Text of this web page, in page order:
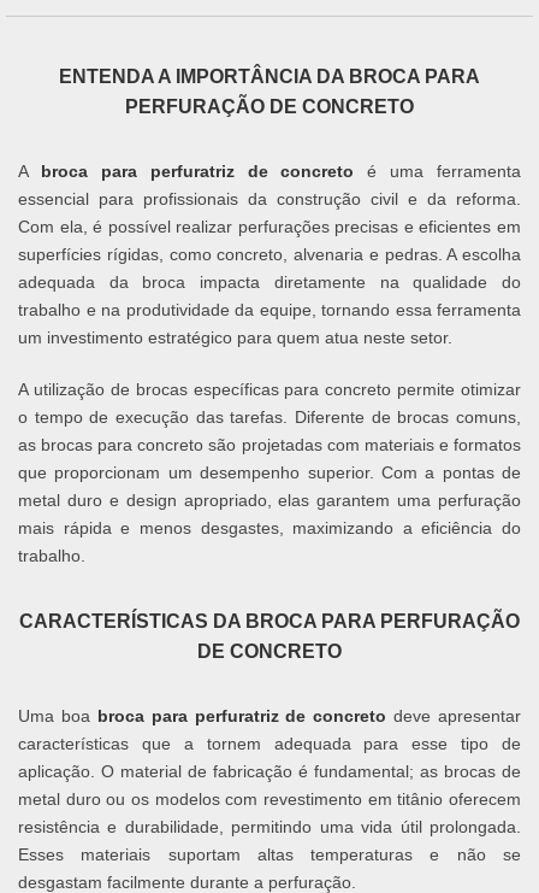
ENTENDA A IMPORTÂNCIA DA BROCA PARA
PERFURAÇÃO DE CONCRETO
A broca para perfuratriz de concreto é uma ferramenta
essencial para profissionais da construção civil e da reforma.
Com ela, é possível realizar perfurações precisas e eficientes em
superfícies rígidas, como concreto, alvenaria e pedras. A escolha
adequada da broca impacta diretamente na qualidade do
trabalho e na produtividade da equipe, tornando essa ferramenta
um investimento estratégico para quem atua neste setor.
A utilização de brocas específicas para concreto permite otimizar
o tempo de execução das tarefas. Diferente de brocas comuns,
as brocas para concreto são projetadas com materiais e formatos
que proporcionam um desempenho superior. Com a pontas de
metal duro e design apropriado, elas garantem uma perfuração
mais rápida e menos desgastes, maximizando a eficiência do
trabalho.
CARACTERÍSTICAS DA BROCA PARA PERFURAÇÃO
DE CONCRETO
Uma boa broca para perfuratriz de concreto deve apresentar
características que a tornem adequada para esse tipo de
aplicação. O material de fabricação é fundamental; as brocas de
metal duro ou os modelos com revestimento em titânio oferecem
resistência e durabilidade, permitindo uma vida útil prolongada.
Esses materiais suportam altas temperaturas e não se
desgastam facilmente durante a perfuração.